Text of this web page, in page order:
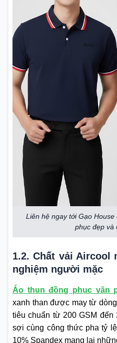
Liên hệ ngay tới Gạo
phục đẹp và
1.2. Chất vải Aircool
nghiệm người mặc
Áo thun đồng phục văn
xanh than được may từ
tiêu chuẩn từ 200 GSM
sợi cùng công thức pha tỷ
10% Spandex mang lại